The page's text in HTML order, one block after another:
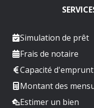
Simulation de prêt
Frais de notaire
Capacité d'emprunt
Montant des
Estimer un bien